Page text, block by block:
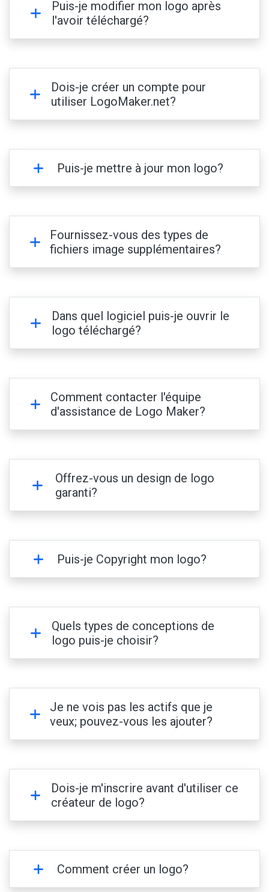
Puis-je modifier mon logo après
l'avoir téléchargé?
Dois-je créer un compte pour
utiliser LogoMaker.net?
Puis-je mettre à jour mon logo?
Fournissez-vous des types de
fichiers image supplémentaires?
Dans quel logiciel puis-je ouvrir le
logo téléchargé?
Comment contacter l'équipe
d'assistance de Logo Maker?
Offrez-vous un design de logo
garanti?
Puis-je Copyright mon logo?
Quels types de conceptions de
logo puis-je choisir?
Je ne vois pas les actifs que je
veux; pouvez-vous les ajouter?
Dois-je m'inscrire avant d'utiliser ce
créateur de logo?
Comment créer un logo?